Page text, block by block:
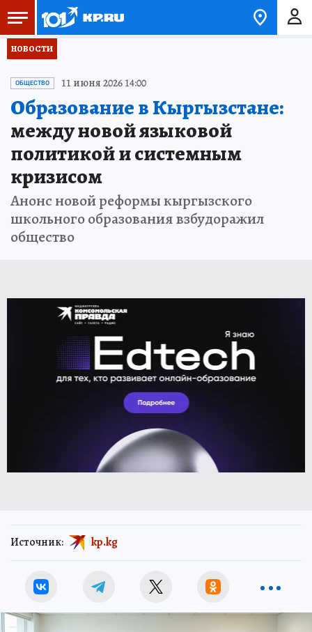
НОВОСТИ
ОБЩЕСТВО 11 июня 2026 14:00
Образование в Кыргызстане:
между новой языковой
политикой и системным
кризисом
Анонс новой реформы кыргызского
школьного образования взбудоражил
общество
Источник: kp.kg